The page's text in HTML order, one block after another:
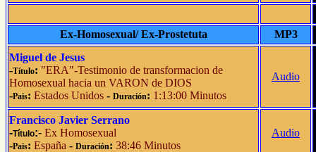
Ex-Homosexual/ Ex-Prostetuta
MP3
Miguel de Jesus
-Título: "ERA"-Testimonio de transformacion de
Homosexual hacia un VARON de DIOS
-Pais: Estados Unidos - Duración: 1:13:00 Minutos
Audio
Francisco Javier Serrano
-Título:- Ex Homosexual
-Pais: España - Duración: 38:46 Minutos
Audio